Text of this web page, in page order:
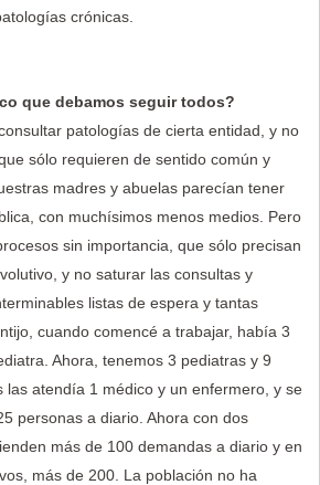
crónicas.
que debamos seguir todos?
patologías de cierta entidad, y no
sólo requieren de sentido común y
madres y abuelas parecían tener
con muchísimos menos medios. Pero
sin importancia, que sólo precisan
y no saturar las consultas y
listas de espera y tantas
cuando comencé a trabajar, había 3
Ahora, tenemos 3 pediatras y 9
las atendía 1 médico y un enfermero, y se
personas a diario. Ahora con dos
más de 100 demandas a diario y en
más de 200. La población no ha